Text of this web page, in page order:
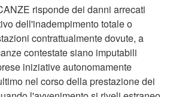
risponde dei danni arrecati
dell'inadempimento totale o
contrattualmente dovute, a
contestate siano imputabili
iniziative autonomamente
nel corso della prestazione dei